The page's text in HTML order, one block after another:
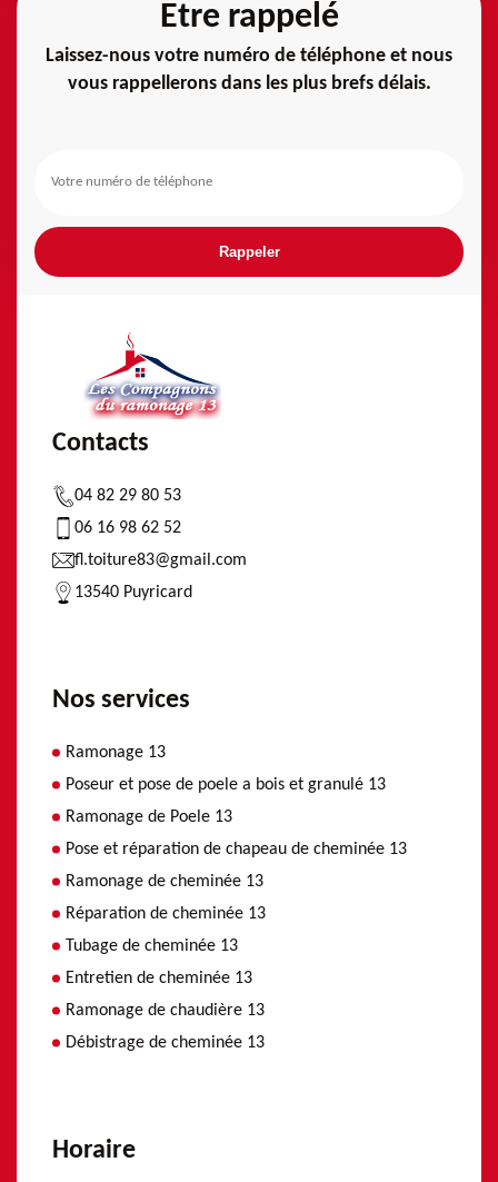
Etre rappelé
Laissez-nous votre numéro de téléphone et nous
vous rappellerons dans les plus brefs délais.
Contacts
04 82 29 80 53
06 16 98 62 52
fl.toiture83@gmail.com
13540 Puyricard
Nos services
Ramonage 13
Poseur et pose de poele a bois et granulé 13
Ramonage de Poele 13
Pose et réparation de chapeau de cheminée 13
Ramonage de cheminée 13
Réparation de cheminée 13
Tubage de cheminée 13
Entretien de cheminée 13
Ramonage de chaudière 13
Débistrage de cheminée 13
Horaire